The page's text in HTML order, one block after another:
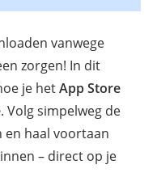
vanwege
zorgen! In dit
je hetApp Store
. Volg simpelweg de
en haal voortaan
– direct op je